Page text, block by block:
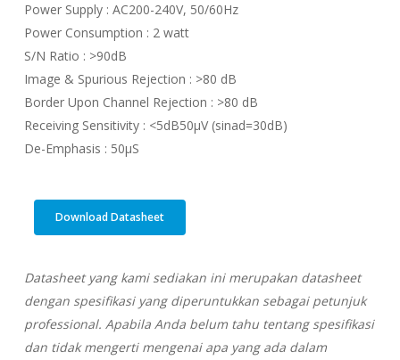
Power Supply : AC200-240V, 50/60Hz
Power Consumption : 2 watt
S/N Ratio : >90dB
Image & Spurious Rejection : >80 dB
Border Upon Channel Rejection : >80 dB
Receiving Sensitivity : <5dB50µV (sinad=30dB)
De-Emphasis : 50µS
Download Datasheet
Datasheet yang kami sediakan ini merupakan datasheet
dengan spesifikasi yang diperuntukkan sebagai petunjuk
professional. Apabila Anda belum tahu tentang spesifikasi
dan tidak mengerti mengenai apa yang ada dalam